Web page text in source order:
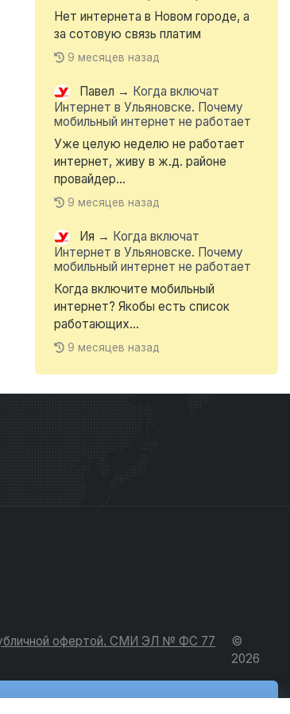
Нет интернета в Новом городе, а
за сотовую связь платим
9 месяцев назад
Павел → Когда включат
Интернет в Ульяновске. Почему
мобильный интернет не работает
Уже целую неделю не работает
интернет, живу в ж.д. районе
провайдер...
9 месяцев назад
Ия → Когда включат
Интернет в Ульяновске. Почему
мобильный интернет не работает
Когда включите мобильный
интернет? Якобы есть список
работающих...
9 месяцев назад
публичной офертой. СМИ ЭЛ № ФС 77
©
2026